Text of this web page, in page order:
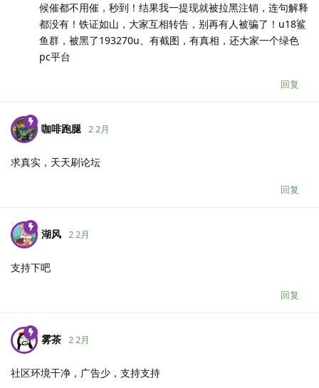
候催都不用催，秒到！结果我一提现就被拉黑注销，连句解释
都没有！铁证如山，大家互相转告，别再有人被骗了！u18鲨
鱼群，被黑了193270u、有截图，有真相，还大家一个绿色
pc平台
回复
咖啡跑腿 2 2月
求真实，天天刷论坛
回复
湖风 2 2月
支持下吧
回复
雾茶 2 2月
社区环境干净，广告少，支持支持